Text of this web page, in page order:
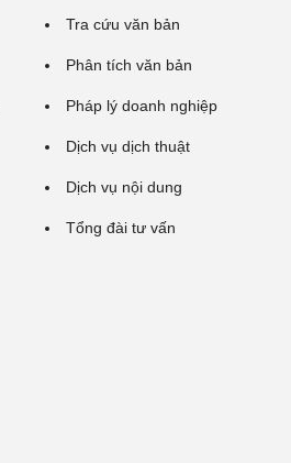
Tra cứu văn bản
Phân tích văn bản
Pháp lý doanh nghiệp
Dịch vụ dịch thuật
Dịch vụ nội dung
Tổng đài tư vấn